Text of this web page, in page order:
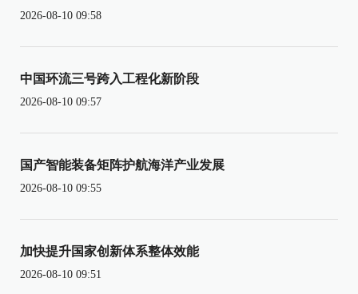
2026-08-10 09:58
中国环流三号跨入工程化新阶段
2026-08-10 09:57
国产智能装备矩阵护航海洋产业发展
2026-08-10 09:55
加快提升国家创新体系整体效能
2026-08-10 09:51